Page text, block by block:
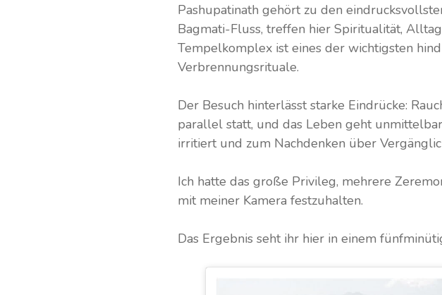
Pashupatinath gehört zu den
Bagmati-Fluss, treffen hier Spiritualität,
Tempelkomplex ist eines der wichtigsten
Verbrennungsrituale.
Der Besuch hinterlässt starke Eindrücke:
parallel statt, und das Leben geht
irritiert und zum Nachdenken über
Ich hatte das große Privileg, mehrere
mit meiner Kamera festzuhalten.
Das Ergebnis seht ihr hier in einem